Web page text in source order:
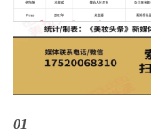
01